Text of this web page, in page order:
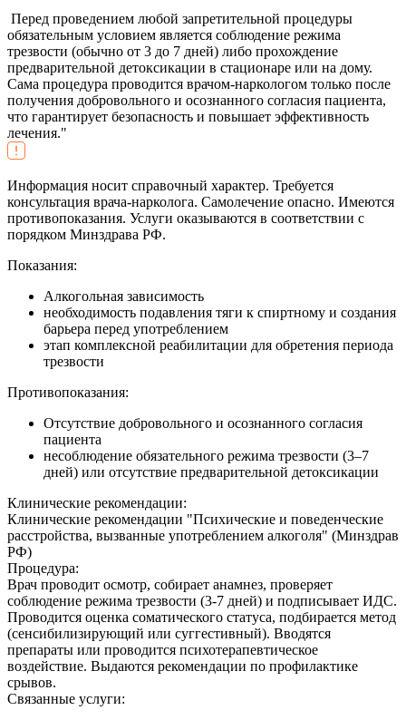
Перед проведением любой запретительной процедуры
обязательным условием является соблюдение режима
трезвости (обычно от 3 до 7 дней) либо прохождение
предварительной детоксикации в стационаре или на дому.
Сама процедура проводится врачом-наркологом только после
получения добровольного и осознанного согласия пациента,
что гарантирует безопасность и повышает эффективность
лечения."
Информация носит справочный характер. Требуется
консультация врача-нарколога. Самолечение опасно. Имеются
противопоказания. Услуги оказываются в соответствии с
порядком Минздрава РФ.
Показания:
Алкогольная зависимость
необходимость подавления тяги к спиртному и создания
барьера перед употреблением
этап комплексной реабилитации для обретения периода
трезвости
Противопоказания:
Отсутствие добровольного и осознанного согласия
пациента
несоблюдение обязательного режима трезвости (3–7
дней) или отсутствие предварительной детоксикации
Клинические рекомендации:
Клинические рекомендации "Психические и поведенческие
расстройства, вызванные употреблением алкоголя" (Минздрав
РФ)
Процедура:
Врач проводит осмотр, собирает анамнез, проверяет
соблюдение режима трезвости (3-7 дней) и подписывает ИДС.
Проводится оценка соматического статуса, подбирается метод
(сенсибилизирующий или суггестивный). Вводятся
препараты или проводится психотерапевтическое
воздействие. Выдаются рекомендации по профилактике
срывов.
Связанные услуги: